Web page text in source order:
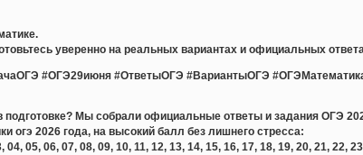
уверенно на реальных вариантах и официальных
#ОГЭ29июня #ОтветыОГЭ #ВариантыОГЭ
подготовке? Мы собрали официальные ответы и задания ОГЭ
огэ 2026 года, на высокий балл без лишнего стресса:
05, 06, 07, 08, 09, 10, 11, 12, 13, 14, 15, 16, 17, 18, 19, 20, 21, 22,